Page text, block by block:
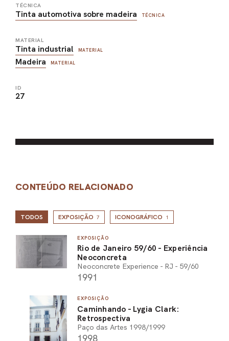
TÉCNICA
Tinta automotiva sobre madeira TÉCNICA
MATERIAL
Tinta industrial MATERIAL
Madeira MATERIAL
ID
27
CONTEÚDO RELACIONADO
TODOS EXPOSIÇÃO 7 ICONOGRÁFICO 1
EXPOSIÇÃO
Rio de Janeiro 59/60 - Experiência
Neoconcreta
Neoconcrete Experience - RJ - 59/60
1991
EXPOSIÇÃO
Caminhando - Lygia Clark:
Retrospectiva
Paço das Artes 1998/1999
1998